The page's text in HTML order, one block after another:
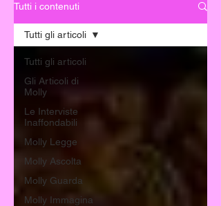
Tutti i contenuti
Tutti gli articoli
Gli Articoli di
Molly
Le Interviste
Inaffondabili
Molly Legge
Molly Ascolta
Molly Guarda
Molly Immagina
Tutti gli articoli